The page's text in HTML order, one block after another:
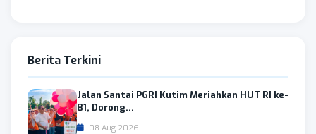
Berita Terkini
Jalan Santai PGRI Kutim Meriahkan HUT RI ke-
81, Dorong...
08 Aug 2026